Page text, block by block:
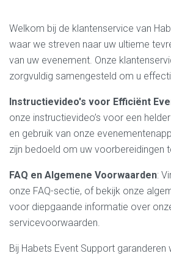
Welkom bij de klantenservice van
waar we streven naar uw ultieme
van uw evenement. Onze
zorgvuldig samengesteld om u
Instructievideo's voor Efficiënt
onze instructievideo’s voor een
en gebruik van onze
zijn bedoeld om uw voorbereidingen
FAQ en Algemene Voorwaarden:
onze FAQ-sectie, of bekijk onze
voor diepgaande informatie over
servicevoorwaarden.
Bij Habets Event Support